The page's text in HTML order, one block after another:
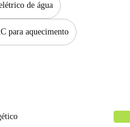
de água
para aquecimento